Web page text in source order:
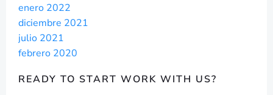
enero 2022
diciembre 2021
julio 2021
febrero 2020
READY TO START WORK WITH US?